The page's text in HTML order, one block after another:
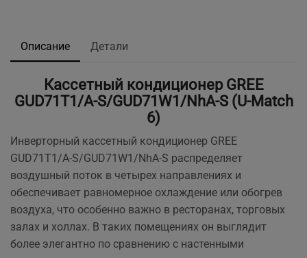
Описание Детали
Кассетный кондиционер GREE
GUD71T1/A-S/GUD71W1/NhA-S (U-Match
6)
Инверторный кассетный кондиционер GREE
GUD71T1/A-S/GUD71W1/NhA-S распределяет
воздушный поток в четырех направлениях и
обеспечивает равномерное охлаждение или обогрев
воздуха, что особенно важно в ресторанах, торговых
залах и холлах. В таких помещениях он выглядит
более элегантно по сравнению с настенными